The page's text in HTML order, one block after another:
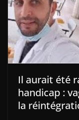
Il aurait été
handicap :
la